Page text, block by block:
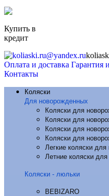
Купить в
кредит
Оплата и доставка Гарантия
Контакты
Коляски
Для новорожденных
Коляски для
Коляски для
Коляски для
Коляски для
Легкие коляски
Летние коляски
Коляски - люльки
BEBIZARO